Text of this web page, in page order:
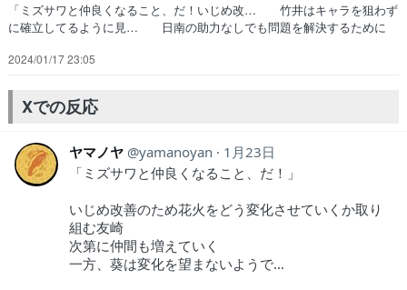
「ミズサワと仲良くなること、だ！いじめ改… 竹井はキャラを狙わず
に確立してるように見… 日南の助力なしでも問題を解決するために
まが変わろうとする基礎能力高… 推しのたまちゃんが可愛すぎる…メ
エリカ攻防戦友崎のRec"自分を… たまの現状脱出作戦だな友崎、今
まで自分の… めっちゃ友崎がかっこいい大変な時に助けて…
2024/01/17 23:05
Xでの反応
ヤマノヤ yamanoyan
1月23日
「ミズサワと仲良くなること、だ！」
いじめ改善のため花火をどう変化させていくか取り
組む友崎
次第に仲間も増えていく
一方、葵は変化を望まないようで…